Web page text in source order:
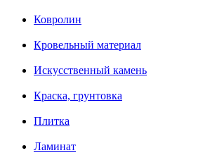
Ковролин
Кровельный материал
Искусственный камень
Краска, грунтовка
Плитка
Ламинат